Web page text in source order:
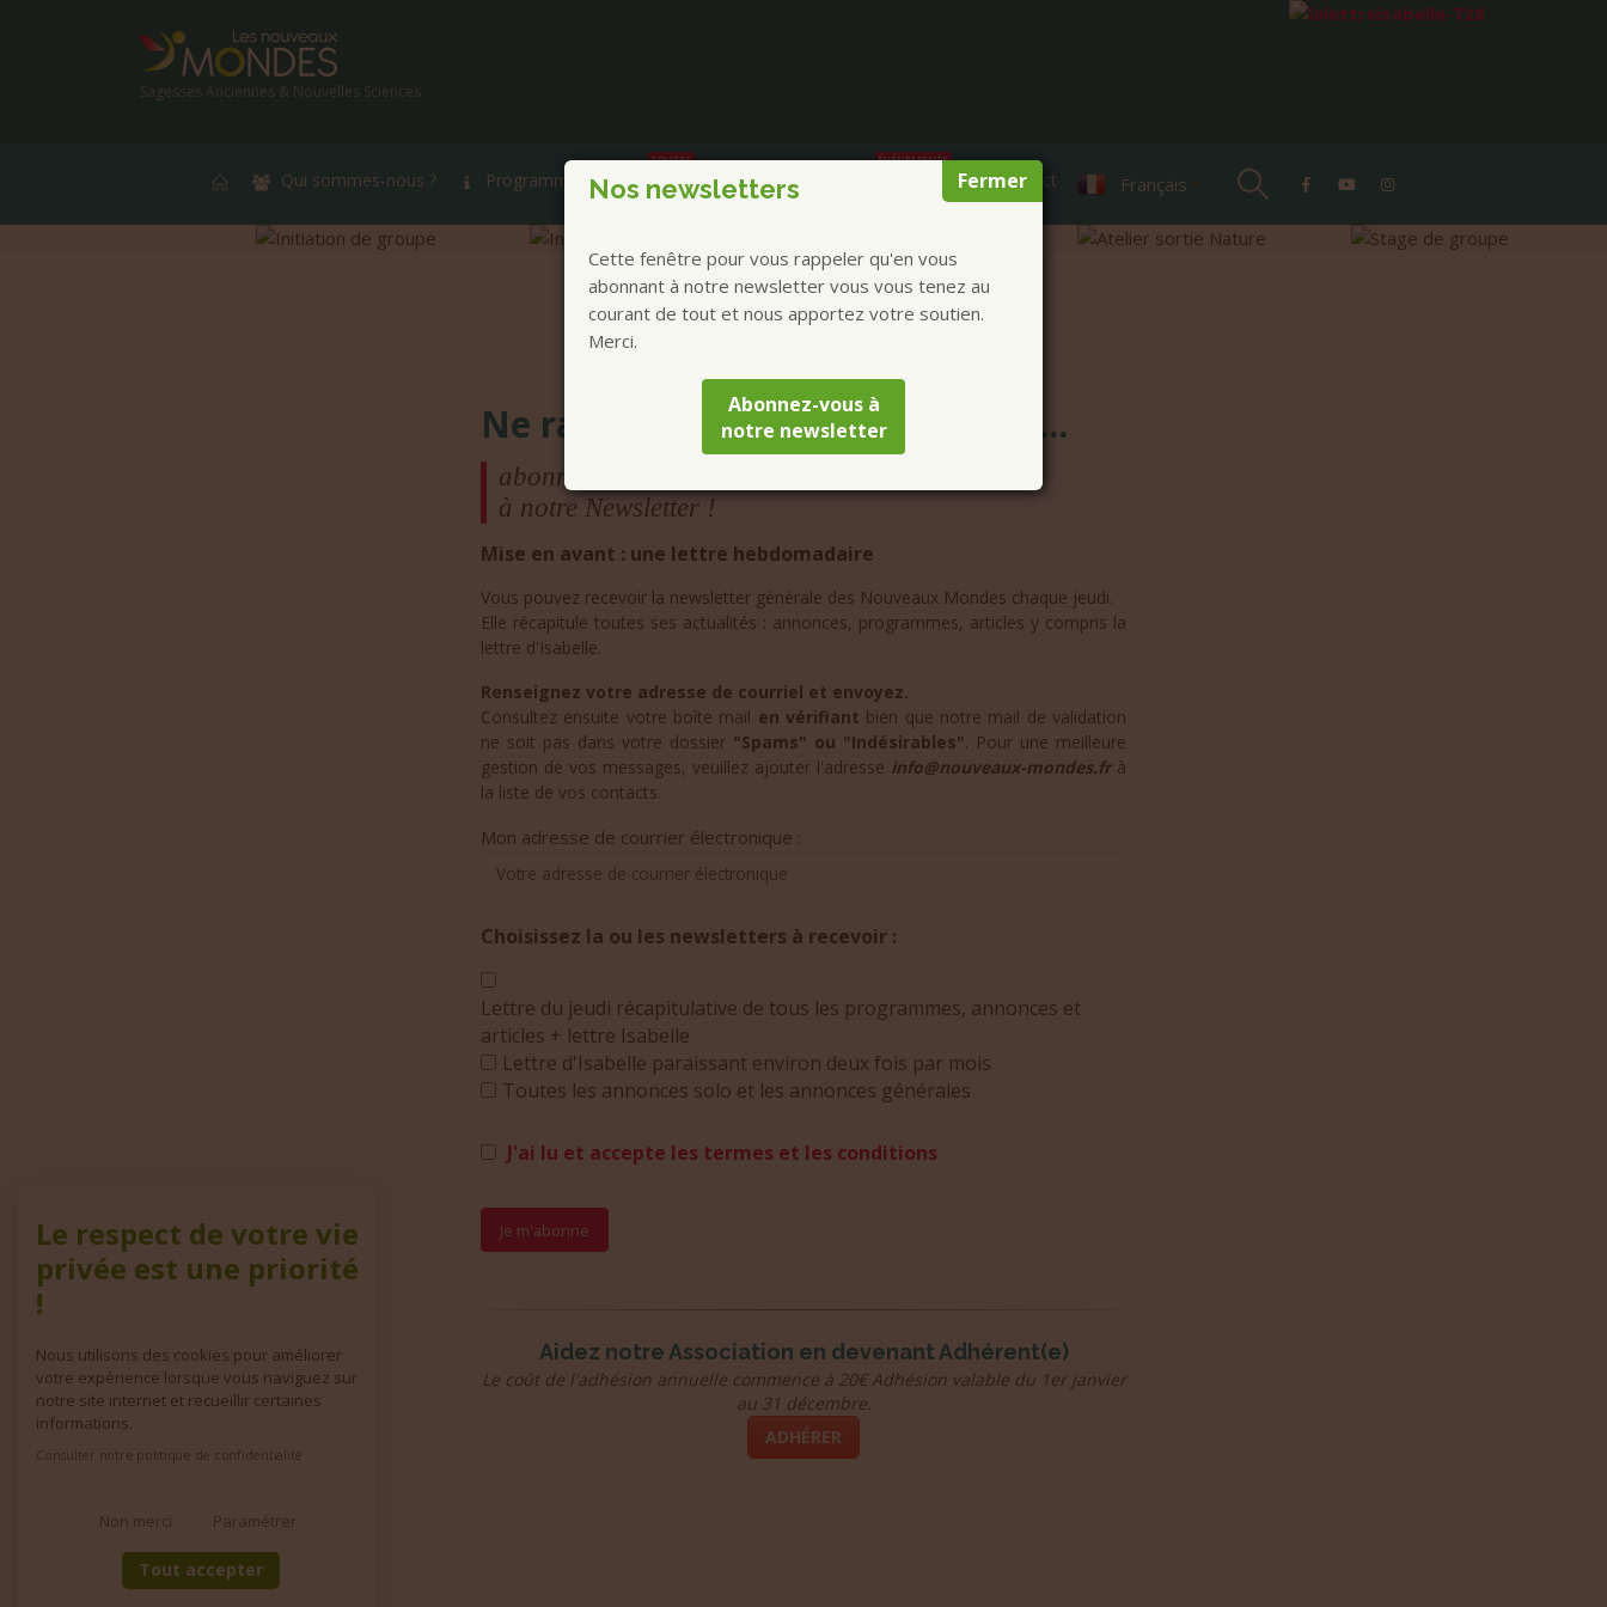
Fermer
Nos newsletters
Cette fenêtre pour vous rappeler qu'en vous
abonnant à notre newsletter vous vous tenez au
courant de tout et nous apportez votre soutien.
Merci.
Abonnez-vous à
notre newsletter
Sagesses Anciennes & Nouvelles Sciences
Qui sommes-nous ? Programmes et Annonces
TOUTES
Prestations
ÉVÉNEMENTS
Contact Français
Ne ratez plus aucun Événement...
abonnez-vous dès maintenant
à notre Newsletter !
Mise en avant : une lettre hebdomadaire
Vous pouvez recevoir la newsletter générale des Nouveaux Mondes chaque jeudi.
Elle récapitule toutes ses actualités : annonces, programmes, articles y compris la
lettre d'Isabelle.
Renseignez votre adresse de courriel et envoyez.
Consultez ensuite votre boîte mail en vérifiant bien que notre mail de validation
ne soit pas dans votre dossier "Spams" ou "Indésirables". Pour une meilleure
gestion de vos messages, veuillez ajouter l'adresse info@nouveaux-mondes.frà
la liste de vos contacts.
Mon adresse de courrier électronique :
Choisissez la ou les newsletters à recevoir :
Lettre du jeudi récapitulative de tous les programmes, annonces et
articles + lettre Isabelle
Lettre d'Isabelle paraissant environ deux fois par mois
Toutes les annonces solo et les annonces générales
J'ai lu et accepte les termes et les conditions
Aidez notre Association en devenant Adhérent(e)
Le coût de l'adhésion annuelle commence à 20€ Adhésion valable du 1er janvier
au 31 décembre.
ADHÉRER
Le respect de votre vie
privée est une priorité
!
Nous utilisons des cookies pour améliorer
votre expérience lorsque vous naviguez sur
notre site internet et recueillir certaines
informations.
Consulter notre politique de confidentialité
Non merci Paramétrer
Tout accepter